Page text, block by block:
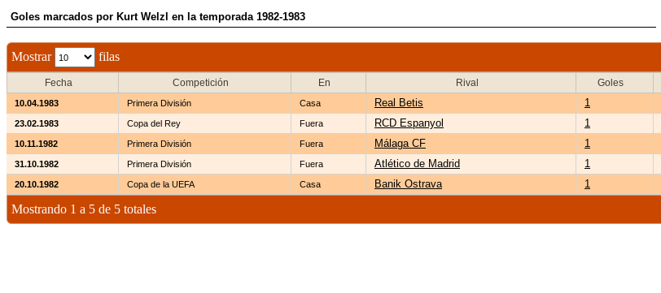
Goles marcados por Kurt Welzl en la temporada 1982-1983
Mostrar filas
Fecha Competición En Rival Goles
10.04.1983 Primera División Casa Real Betis 1
23.02.1983 Copa del Rey Fuera RCD Espanyol 1
10.11.1982 Primera División Fuera Málaga CF 1
31.10.1982 Primera División Fuera Atlético de Madrid 1
20.10.1982 Copa de la UEFA Casa Banik Ostrava 1
Mostrando 1 a 5 de 5 totales